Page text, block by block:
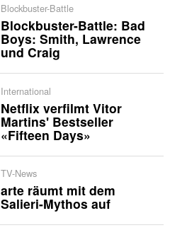
Blockbuster-Battle
Blockbuster-Battle: Bad
Boys: Smith, Lawrence
und Craig
International
Netflix verfilmt Vitor
Martins' Bestseller
«Fifteen Days»
TV-News
arte räumt mit dem
Salieri-Mythos auf